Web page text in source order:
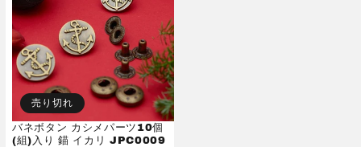
売り切れ
バネボタン カシメパーツ10個
(組)入り 錨 イカリ JPC0009